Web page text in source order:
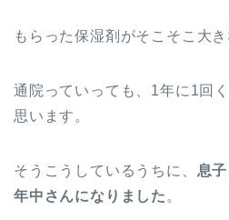
もらった保湿剤がそこそこ大
通院っていっても、1年に1回
思います。
そうこうしているうちに、 息
年中さんになりました 。